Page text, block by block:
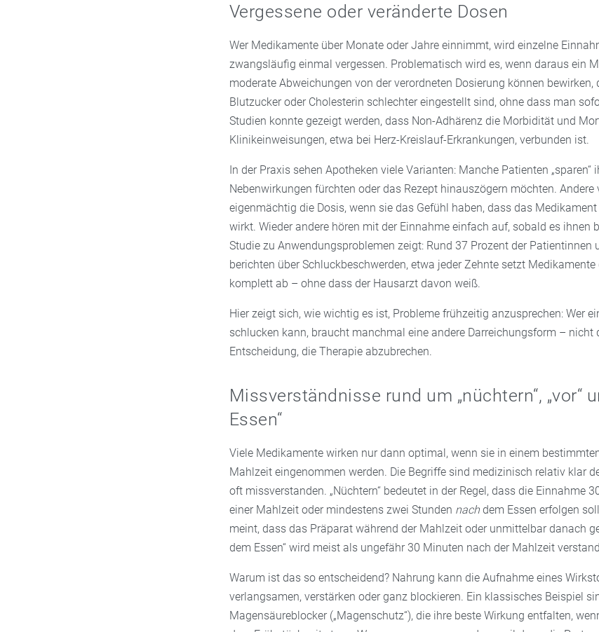
Vergessene oder veränderte Dosen
Wer Medikamente über Monate oder Jahre einnimmt, wird einzelne
zwangsläufig einmal vergessen. Problematisch wird es, wenn daraus ein
moderate Abweichungen von der verordneten Dosierung können bewirken,
Blutzucker oder Cholesterin schlechter eingestellt sind, ohne dass man
Studien konnte gezeigt werden, dass Non-Adhärenz die Morbidität und
Klinikeinweisungen, etwa bei Herz-Kreislauf-Erkrankungen, verbunden ist.
In der Praxis sehen Apotheken viele Varianten: Manche Patienten „sparen“
Nebenwirkungen fürchten oder das Rezept hinauszögern möchten. Andere
eigenmächtig die Dosis, wenn sie das Gefühl haben, dass das Medikament
wirkt. Wieder andere hören mit der Einnahme einfach auf, sobald es ihnen
Studie zu Anwendungsproblemen zeigt: Rund 37 Prozent der Patientinnen
berichten über Schluckbeschwerden, etwa jeder Zehnte setzt
komplett ab – ohne dass der Hausarzt davon weiß.
Hier zeigt sich, wie wichtig es ist, Probleme frühzeitig anzusprechen: Wer
schlucken kann, braucht manchmal eine andere Darreichungsform – nicht
Entscheidung, die Therapie abzubrechen.
Missverständnisse rund um „nüchtern“, „vor“
Essen“
Viele Medikamente wirken nur dann optimal, wenn sie in einem
Mahlzeit eingenommen werden. Die Begriffe sind medizinisch relativ klar
oft missverstanden. „Nüchtern“ bedeutet in der Regel, dass die Einnahme
einer Mahlzeit oder mindestens zwei Stunden nachdem Essen erfolgen
meint, dass das Präparat während der Mahlzeit oder unmittelbar danach
dem Essen“ wird meist als ungefähr 30 Minuten nach der Mahlzeit
Warum ist das so entscheidend? Nahrung kann die Aufnahme eines
verlangsamen, verstärken oder ganz blockieren. Ein klassisches Beispiel
Magensäureblocker („Magenschutz“), die ihre beste Wirkung entfalten,